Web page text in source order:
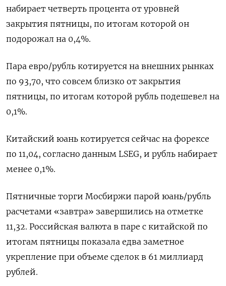
набирает четверть процента от уровней
закрытия пятницы, по итогам которой он
подорожал на 0,4%.
Пара евро/рубль котируется на внешних рынках
по 93,70, что совсем близко от закрытия
пятницы, по итогам которой рубль подешевел на
0,1%.
Китайский юань котируется сейчас на форексе
по 11,04, согласно данным LSEG, и рубль набирает
менее 0,1%.
Пятничные торги Мосбиржи парой юань/рубль
расчетами «завтра» завершились на отметке
11,32. Российская валюта в паре с китайской по
итогам пятницы показала едва заметное
укрепление при объеме сделок в 61 миллиард
рублей.